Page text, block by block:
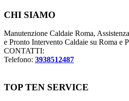
CHI SIAMO
Manutenzione Caldaie Roma,
e Pronto Intervento Caldaie su Roma e
CONTATTI:
Telefono: 3938512487
TOP TEN SERVICE